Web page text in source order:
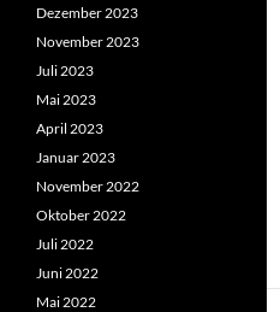
Dezember 2023
November 2023
Juli 2023
Mai 2023
April 2023
Januar 2023
November 2022
Oktober 2022
Juli 2022
Juni 2022
Mai 2022